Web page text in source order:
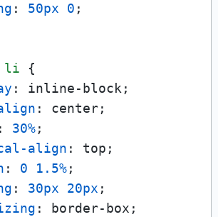
: 50px 0 ;
li {
: inline-block;
: center;
: 30%;
align : top;
: 0 1.5%;
: 30px 20px ;
: border-box;